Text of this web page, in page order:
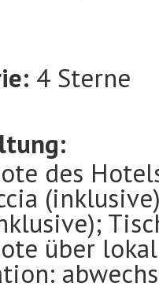
4 Sterne
des
über